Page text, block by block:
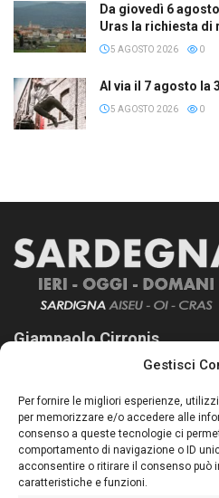
Gestisci
Per fornire le migliori esperienze,
per memorizzare e/o accedere alle
consenso a queste tecnologie ci
comportamento di navigazione o ID
acconsentire o ritirare il consenso può
caratteristiche e funzioni.
Da giovedì 6
Uras la richiesta di
5 AGOSTO 2026 0
Al via il 7 agosto la
5 AGOSTO 2026 0
Giampaolo Cirronis
Sardegna Ieri-Oggi-Domani nasce
lettori su quanto accade in
nostro passato e, soprattutto, al
Follow Us